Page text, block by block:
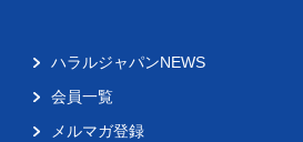
ハラルジャパンNEWS
会員一覧
メルマガ登録